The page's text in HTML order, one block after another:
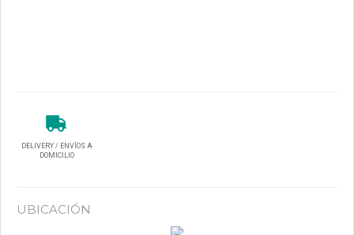
DELIVERY / ENVÍOS A
DOMICILIO
UBICACIÓN